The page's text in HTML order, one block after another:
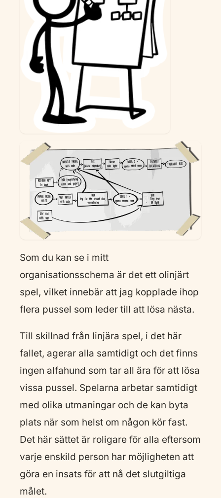
Som du kan se i mitt
organisationsschema är det ett olinjärt
spel, vilket innebär att jag kopplade ihop
flera pussel som leder till att lösa nästa.
Till skillnad från linjära spel, i det här
fallet, agerar alla samtidigt och det finns
ingen alfahund som tar all ära för att lösa
vissa pussel. Spelarna arbetar samtidigt
med olika utmaningar och de kan byta
plats när som helst om någon kör fast.
Det här sättet är roligare för alla eftersom
varje enskild person har möjligheten att
göra en insats för att nå det slutgiltiga
målet.